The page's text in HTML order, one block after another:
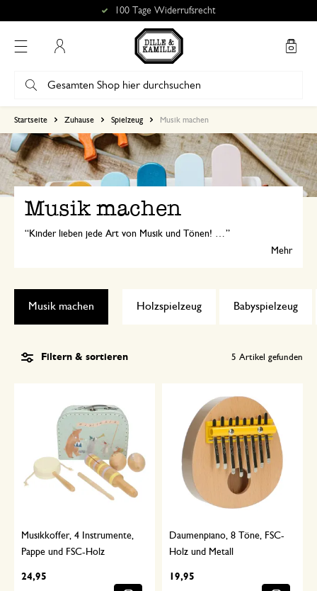
100 Tage Widerrufsrecht
Startseite Zuhause Spielzeug Musik machen
Musik machen
Kinder lieben jede Art von Musik und Tönen! Mit den Holzinstrumenten aus dem Dille & Kamille Online-Shop können sich Kinder jeden Alters musikalisch austoben und Rhythmus, Ton und Melodie entdecken. Auch zum gemeinsamen Musizieren, als Einstieg in die musikalische Frühförderung oder einfach als tönendes Spielzeug sind unsere Instrumente geeignet. Entdecken Sie das Musikmachen mit Dille & Kamille!
Mehr
Holzspielzeug Babyspielzeug
Musik machen
Filtern & sortieren 5 Artikel gefunden
Musikkoffer, 4 Instrumente,
Pappe und FSC-Holz
24,95
Daumenpiano, 8 Töne, FSC-
Holz und Metall
19,95